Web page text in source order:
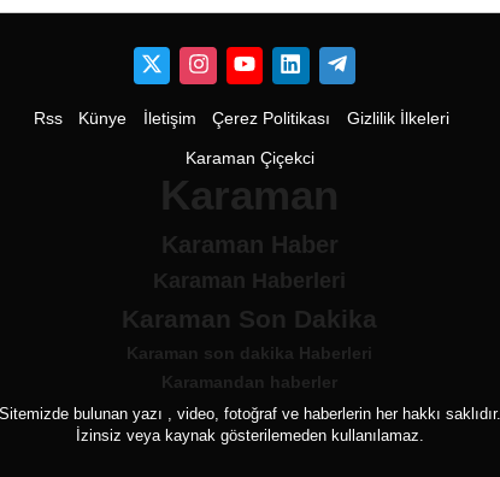
Rss Künye İletişim Çerez Politikası Gizlilik İlkeleri
Karaman Çiçekci
Karaman
Karaman Haber
Karaman Haberleri
Karaman Son Dakika
Karaman son dakika Haberleri
Karamandan haberler
Sitemizde bulunan yazı , video, fotoğraf ve haberlerin her hakkı saklıdır.
İzinsiz veya kaynak gösterilemeden kullanılamaz.